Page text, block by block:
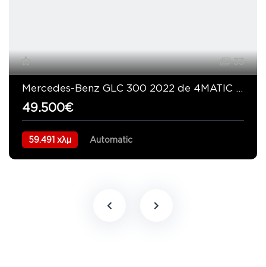
33
Mercedes-Benz GLC 300 2022 de 4MATIC AMG LINE
49.500€
59.491 χλμ
Automatic